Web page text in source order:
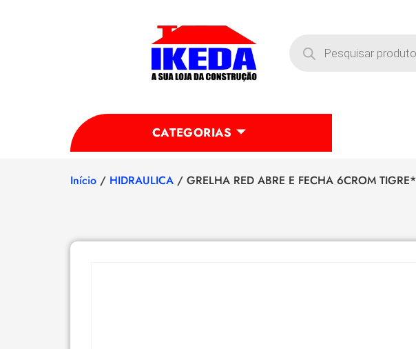
CATEGORIAS
Início / HIDRAULICA / GRELHA RED ABRE E FECHA 6CROM TIGRE*